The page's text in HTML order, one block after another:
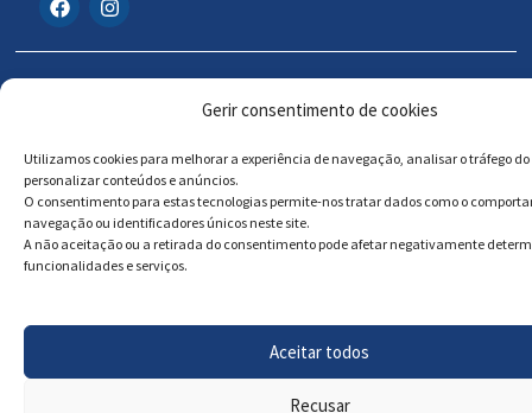
Gerir consentimento de cookies
Utilizamos cookies para melhorar a experiência de navegação, analisar o tráfego do
personalizar conteúdos e anúncios.
O consentimento para estas tecnologias permite-nos tratar dados como o
navegação ou identificadores únicos neste site.
A não aceitação ou a retirada do consentimento pode afetar negativamente
funcionalidades e serviços.
Aceitar todos
Recusar
a
e
b
n
t
a
m
Powered byMegastock Informática